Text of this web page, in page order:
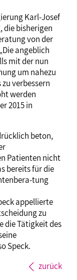
Karl-Josef
die bisherigen
von der
angeblich
mit der nun
um nahezu
verbessern
werden
2015 in
beton,
Patienten nicht
bereits für die
tung
appellierte
zu
die Tätigkeit des
Speck.
zurück